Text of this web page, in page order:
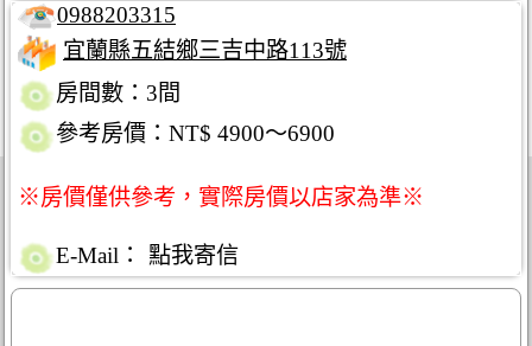
0988203315
宜蘭縣五結鄉三吉中路113號
房間數：3間
參考房價：NT$ 4900～6900
※房價僅供參考，實際房價以店家為準※
E-Mail： 點我寄信